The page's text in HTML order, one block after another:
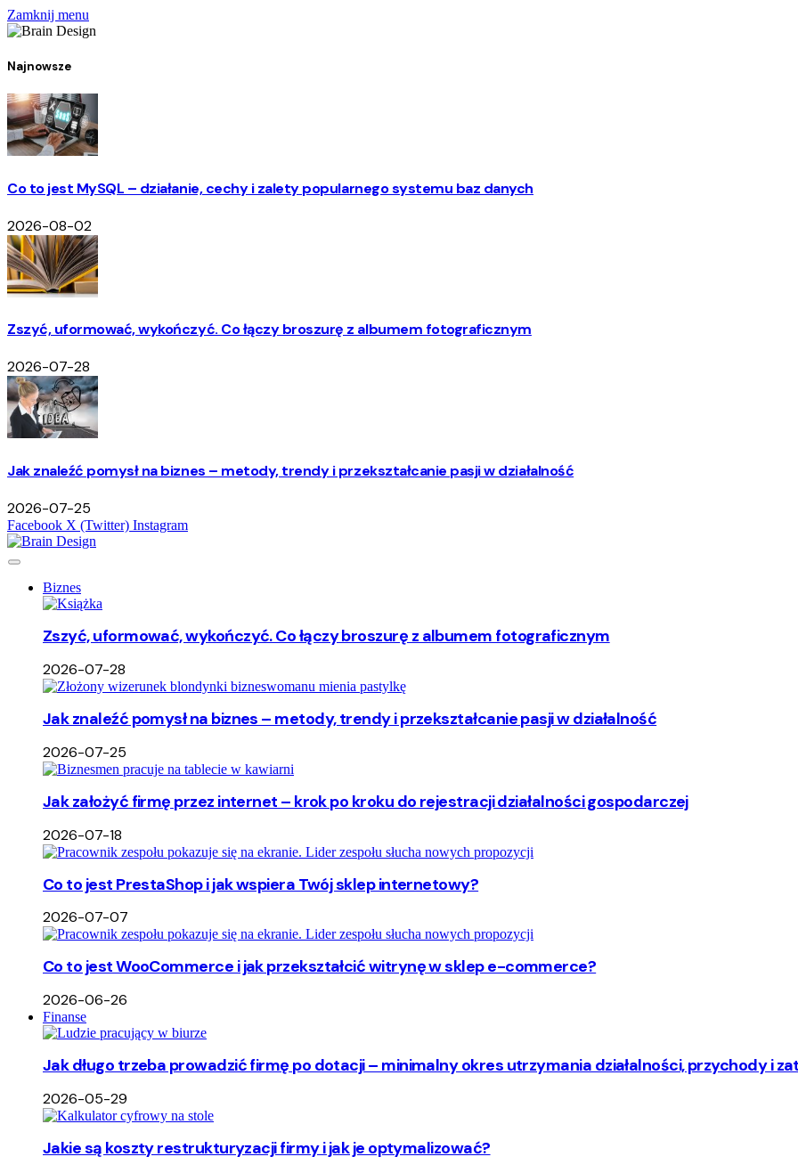
Zamknij menu
Najnowsze
Co to jest MySQL – działanie, cechy i zalety popularnego systemu baz danych
2026-08-02
Zszyć, uformować, wykończyć. Co łączy broszurę z albumem fotograficznym
2026-07-28
Jak znaleźć pomysł na biznes – metody, trendy i przekształcanie pasji w działalność
2026-07-25
Facebook X (Twitter) Instagram
Biznes
Zszyć, uformować, wykończyć. Co łączy broszurę z albumem fotograficznym
2026-07-28
Jak znaleźć pomysł na biznes – metody, trendy i przekształcanie pasji w działalność
2026-07-25
Jak założyć firmę przez internet – krok po kroku do rejestracji działalności gospodarczej
2026-07-18
Co to jest PrestaShop i jak wspiera Twój sklep internetowy?
2026-07-07
Co to jest WooCommerce i jak przekształcić witrynę w sklep e-commerce?
2026-06-26
Finanse
Jak długo trzeba prowadzić firmę po dotacji – minimalny okres utrzymania działalności, przychody i
2026-05-29
Jakie są koszty restrukturyzacji firmy i jak je optymalizować?